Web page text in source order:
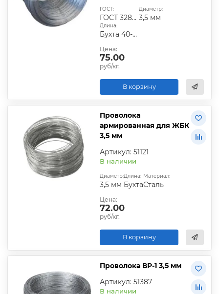
ГОСТ:
ГОСТ 3282-74
Диаметр:
3,5 мм
Длина:
Бухта 40-60 кг
Цена:
75.00
руб/кг.
В корзину
Проволока
армированная для ЖБК
3,5 мм
Артикул: 51121
В наличии
Диаметр:
3,5 мм
Длина:
Бухта
Материал:
Сталь
Цена:
72.00
руб/кг.
В корзину
Проволока ВР-1 3,5 мм
Артикул: 51387
В наличии